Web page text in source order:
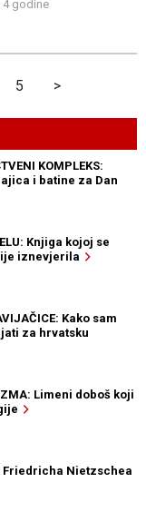
4 godine
5 >
KOMPLEKS:
i batine za Dan
Knjiga kojoj se
iznevjerila
Kako sam
za hrvatsku
Limeni doboš koji
Friedricha Nietzschea